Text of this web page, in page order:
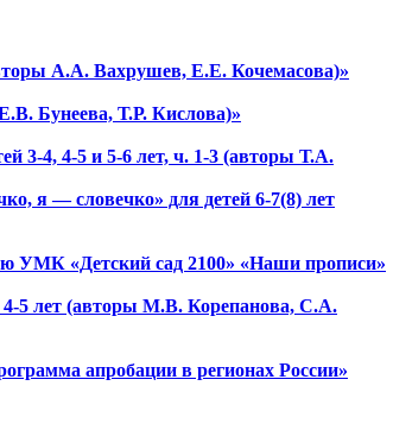
А.А. Вахрушев, Е.Е. Кочемасова)»
Бунеева, Т.Р. Кислова)»
3-4, 4-5 и 5-6 лет, ч. 1-3 (авторы Т.А.
я — словечко» для детей 6-7(8) лет
УМК «Детский сад 2100» «Наши прописи»
4-5 лет (авторы М.В. Корепанова, С.А.
апробации в регионах России»